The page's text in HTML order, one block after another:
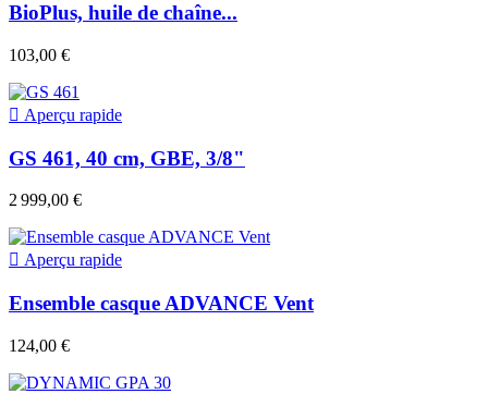
BioPlus, huile de chaîne...
103,00 €
 Aperçu rapide
GS 461, 40 cm, GBE, 3/8"
2 999,00 €
 Aperçu rapide
Ensemble casque ADVANCE Vent
124,00 €